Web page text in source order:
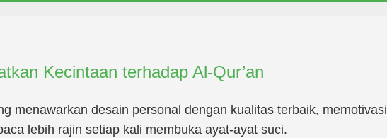
Kecintaan terhadap Al-Qur’an
menawarkan desain personal dengan kualitas terbaik, memotivasi
lebih rajin setiap kali membuka ayat-ayat suci.